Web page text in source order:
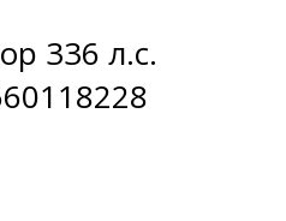
336 л.с.